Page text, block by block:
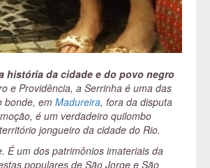
história da cidade e do povo negro
e Providência, a Serrinha é uma das
bonde, emMadureira, fora da disputa
é um verdadeiro quilombo
jongueiro da cidade do Rio.
É um dos patrimônios imateriais da
populares de São Jorge e São